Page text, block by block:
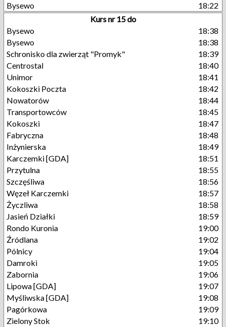
Bysewo
18:22
Kurs nr 15 do
Bysewo
18:38
Bysewo
18:38
Schronisko dla zwierząt "Promyk"
18:39
Centrostal
18:40
Unimor
18:41
Kokoszki Poczta
18:42
Nowatorów
18:44
Transportowców
18:45
Kokoszki
18:47
Fabryczna
18:48
Inżynierska
18:49
Karczemki [GDA]
18:51
Przytulna
18:55
Szczęśliwa
18:56
Węzeł Karczemki
18:57
Życzliwa
18:58
Jasień Działki
18:59
Rondo Kuronia
19:00
Źródlana
19:02
Pólnicy
19:04
Damroki
19:05
Zabornia
19:06
Lipowa [GDA]
19:07
Myśliwska [GDA]
19:08
Pagórkowa
19:09
Zielony Stok
19:10